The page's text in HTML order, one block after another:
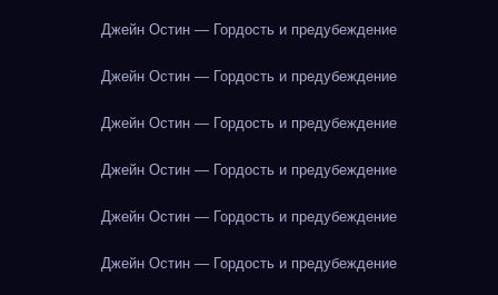
Джейн Остин — Гордость и предубеждение
Джейн Остин — Гордость и предубеждение
Джейн Остин — Гордость и предубеждение
Джейн Остин — Гордость и предубеждение
Джейн Остин — Гордость и предубеждение
Джейн Остин — Гордость и предубеждение